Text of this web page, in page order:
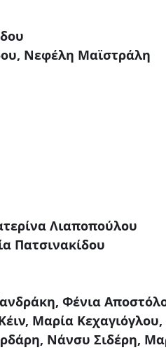
Νεφέλη Μαϊστράλη
Λιαποπούλου
Πατσινακίδου
Φένια
Μαρία
Νάνσυ Σιδέρη,